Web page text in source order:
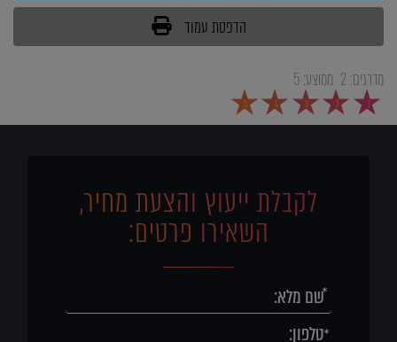
הדפסת עמוד
מדרגים: 2 ממוצע:5
1
2
3
4
5
לקבלת ייעוץ והצעת מחיר,
השאירו פרטים: